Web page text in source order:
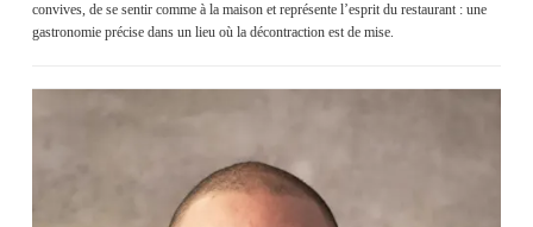
convives, de se sentir comme à la maison et représente l’esprit du restaurant : une
gastronomie précise dans un lieu où la décontraction est de mise.